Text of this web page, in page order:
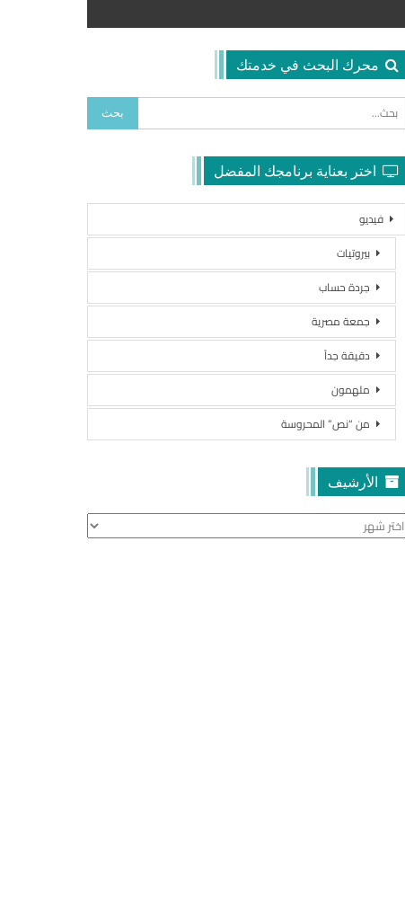
محرك البحث في خدمتك
اختر بعناية برنامجك المفضل
فيديو
بيروتيات
جردة حساب
جمعة مصرية
دقيقة جداً
ملهمون
من “نص” المحروسة
الأرشيف
الأرشيف